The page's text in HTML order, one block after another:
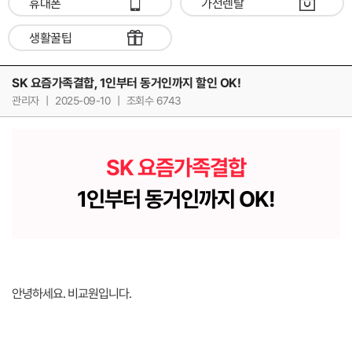
휴대폰 가전렌탈
생활꿀팁
SK 요즘가족결합, 1인부터 동거인까지 할인 OK!
관리자 2025-09-10 조회수 6743
SK 요즘가족결합
1인부터 동거인까지 OK!
안녕하세요. 비교원입니다.